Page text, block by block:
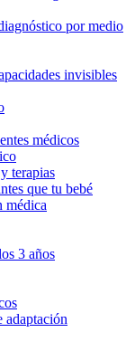
por medio
invisibles
médicos
terapias
que tu bebé
médica
3 años
adaptación